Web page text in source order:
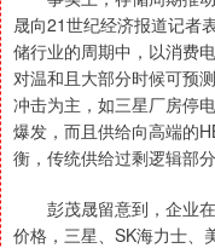
晟向21世纪经济报道记者
储行业的周期中，以消费
对温和且大部分时候可预
冲击为主，如三星厂房停
爆发，而且供给向高端的
衡，传统供给过剩逻辑部分
彭茂晟留意到，企业在
价格，三星、SK海力士、